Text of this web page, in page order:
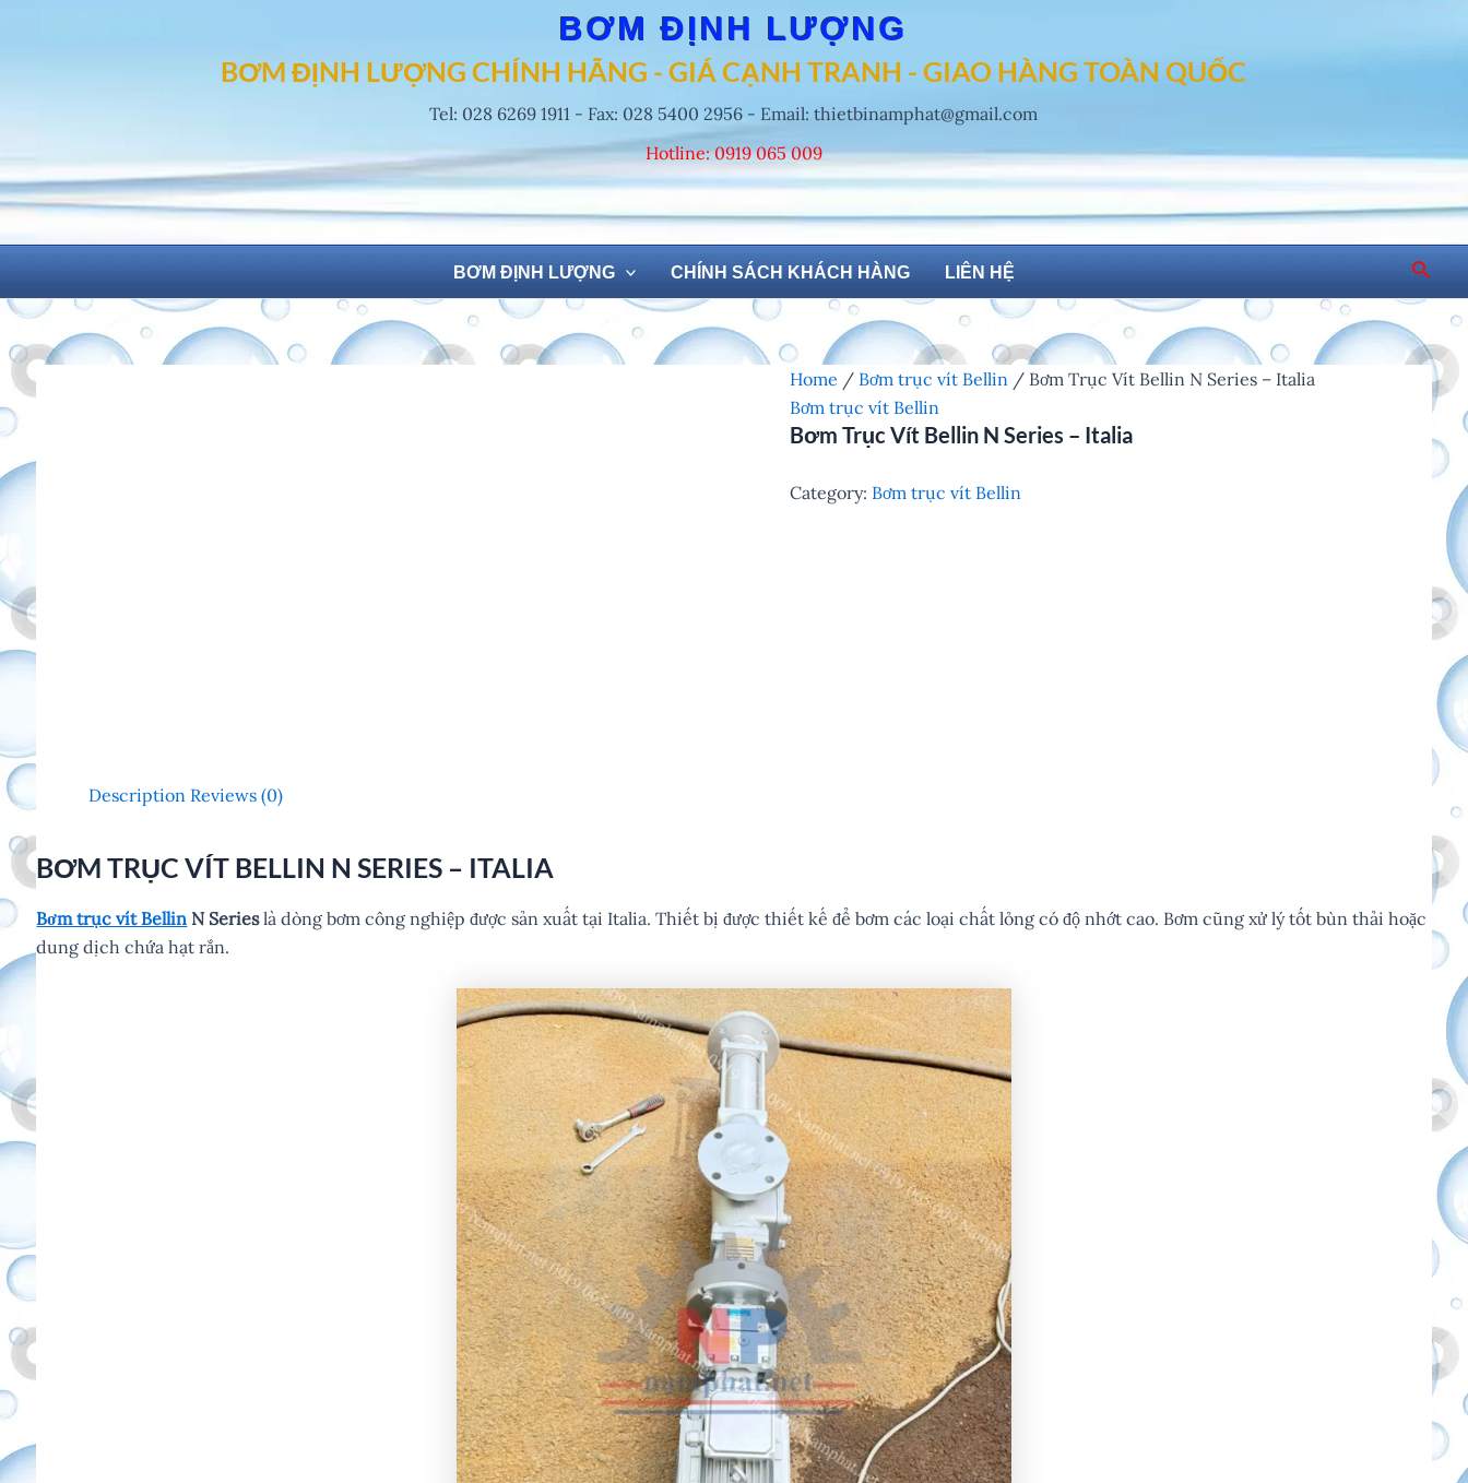
BƠM ĐỊNH LƯỢNG
BƠM ĐỊNH LƯỢNG CHÍNH HÃNG - GIÁ CẠNH TRANH - GIAO HÀNG TOÀN QUỐC
Tel: 028 6269 1911 - Fax: 028 5400 2956 - Email: thietbinamphat@gmail.com
Hotline: 0919 065 009
BƠM ĐỊNH LƯỢNG CHÍNH SÁCH KHÁCH HÀNG LIÊN HỆ
Home / Bơm trục vít Bellin / Bơm Trục Vít Bellin N Series – Italia
Bơm trục vít Bellin
Bơm Trục Vít Bellin N Series – Italia
Category: Bơm trục vít Bellin
Description Reviews (0)
BƠM TRỤC VÍT BELLIN N SERIES – ITALIA
Bơm trục vít Bellin N Serieslà dòng bơm công nghiệp được sản xuất tại Italia. Thiết bị được thiết kế để bơm các loại chất lỏng có độ nhớt cao. Bơm cũng xử lý tốt bùn thải hoặc
dung dịch chứa hạt rắn.